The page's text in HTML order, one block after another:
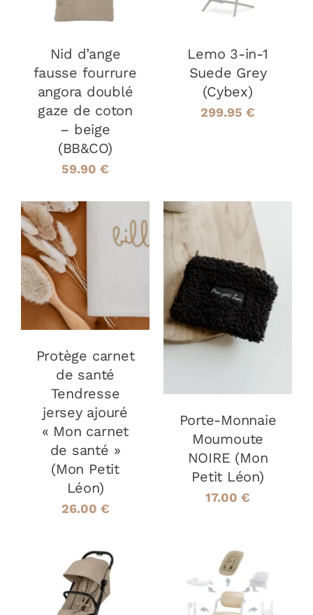
Nid d’ange
fausse fourrure
angora doublé
gaze de coton
– beige
(BB&CO)
59.90 €
Lemo 3-in-1
Suede Grey
(Cybex)
299.95 €
AJOUTER AU
PANIER
DÉTAILS
Protège carnet
de santé
Tendresse
jersey ajouré
« Mon carnet
de santé »
(Mon Petit
Léon)
26.00 €
AJOUTER AU
PANIER
/
DÉTAILS
Porte-Monnaie
Moumoute
NOIRE (Mon
Petit Léon)
17.00 €
AJOUTER AU
PANIER
AJOUTER AU
PANIER
/